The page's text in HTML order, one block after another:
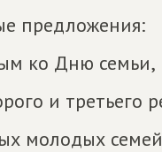
предложения:
ко Дню семьи,
и третьего
молодых